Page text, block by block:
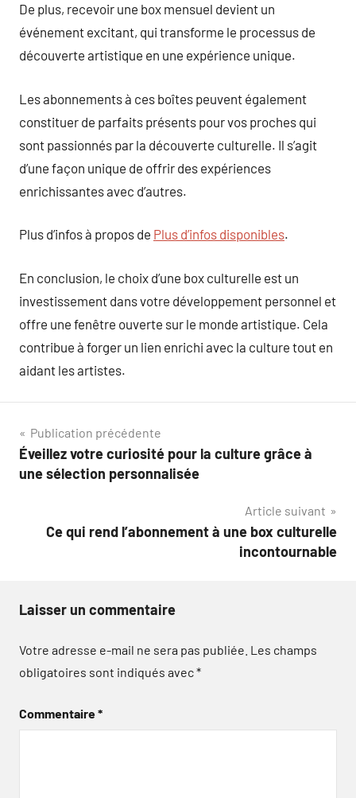
De plus, recevoir une box mensuel devient un
événement excitant, qui transforme le processus de
découverte artistique en une expérience unique.
Les abonnements à ces boîtes peuvent également
constituer de parfaits présents pour vos proches qui
sont passionnés par la découverte culturelle. Il s’agit
d’une façon unique de offrir des expériences
enrichissantes avec d’autres.
Plus d’infos à propos de Plus d’infos disponibles.
En conclusion, le choix d’une box culturelle est un
investissement dans votre développement personnel et
offre une fenêtre ouverte sur le monde artistique. Cela
contribue à forger un lien enrichi avec la culture tout en
aidant les artistes.
Navigation
de
Publication précédente
Éveillez votre curiosité pour la culture grâce à
une sélection personnalisée
Article suivant
Ce qui rend l’abonnement à une box culturelle
incontournable
Laisser un commentaire
Votre adresse e-mail ne sera pas publiée. Les champs
obligatoires sont indiqués avec*
Commentaire*